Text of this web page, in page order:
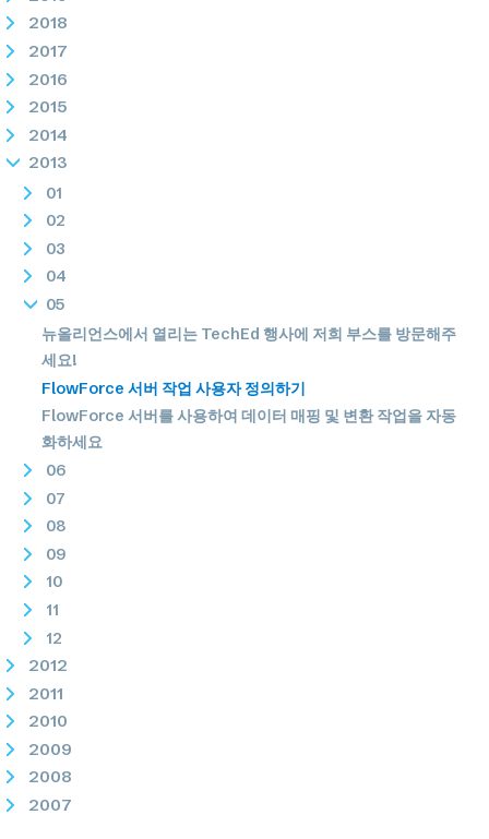
2018
2017
2016
2015
2014
2013
01
02
03
04
05
뉴올리언스에서 열리는 TechEd 행사에 저희 부스를 방문해주
세요!
FlowForce 서버 작업 사용자 정의하기
FlowForce 서버를 사용하여 데이터 매핑 및 변환 작업을 자동
화하세요
06
07
08
09
10
11
12
2012
2011
2010
2009
2008
2007